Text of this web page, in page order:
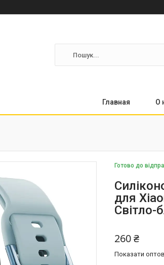
Главная О
Готово до
для
Світло-
260 ₴
Показати